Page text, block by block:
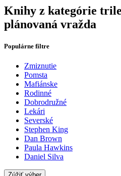
Knihy z kategórie
plánovaná vražda
Populárne filtre
Zmiznutie
Pomsta
Mafiánske
Rodinné
Dobrodružné
Lekári
Severské
Stephen King
Dan Brown
Paula Hawkins
Daniel Silva